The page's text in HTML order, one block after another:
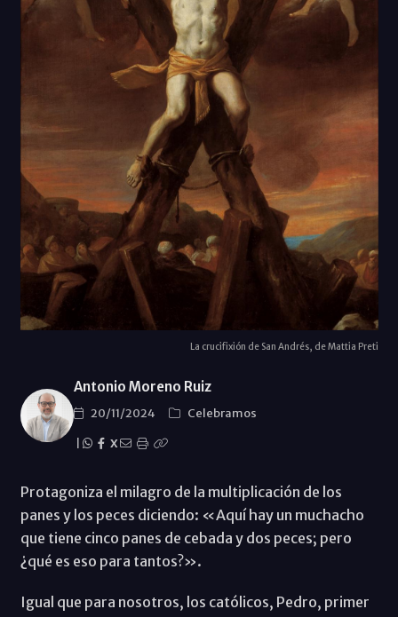
La crucifixión de San Andrés, de Mattia Preti
Antonio Moreno Ruiz
20/11/2024
Celebramos
X
Protagoniza el milagro de la multiplicación de los
panes y los peces diciendo: «Aquí hay un muchacho
que tiene cinco panes de cebada y dos peces; pero
¿qué es eso para tantos?».
Igual que para nosotros, los católicos, Pedro, primer